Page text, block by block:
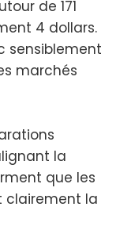
de 171
4 dollars.
sensiblement
marchés
la
que les
clairement la